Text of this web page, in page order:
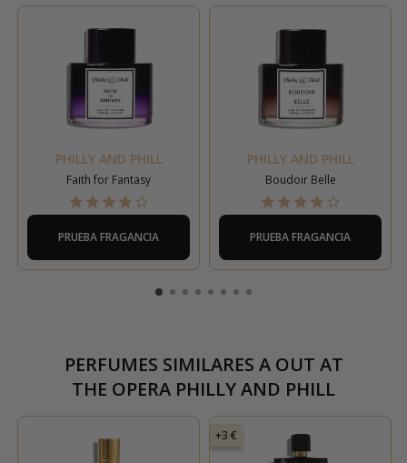
PHILLY AND PHILL
Faith for Fantasy
PRUEBA FRAGANCIA
PHILLY AND PHILL
Boudoir Belle
PRUEBA FRAGANCIA
PERFUMES SIMILARES AOUT AT
THE OPERA PHILLY AND PHILL
+3 €